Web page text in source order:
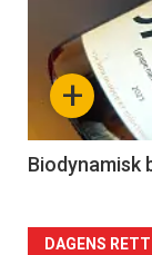
akkurat
nå
4
+
Biodynamisk
DAGENS RETT